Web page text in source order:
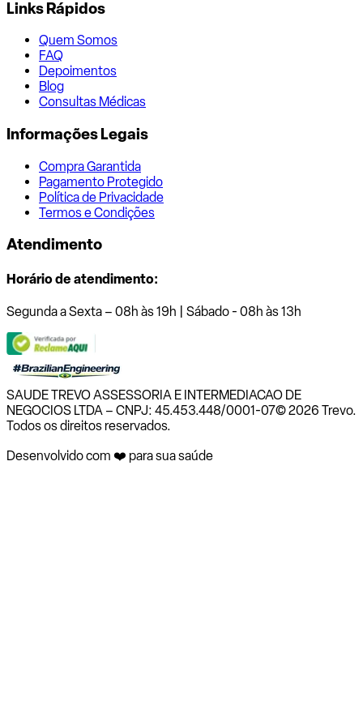
Links Rápidos
Quem Somos
FAQ
Depoimentos
Blog
Consultas Médicas
Informações Legais
Compra Garantida
Pagamento Protegido
Política de Privacidade
Termos e Condições
Atendimento
Horário de atendimento:
Segunda a Sexta – 08h às 19h | Sábado - 08h às 13h
SAUDE TREVO ASSESSORIA E INTERMEDIACAO DE
NEGOCIOS LTDA – CNPJ: 45.453.448/0001-07© 2026 Trevo.
Todos os direitos reservados.
Desenvolvido com ❤️ para sua saúde